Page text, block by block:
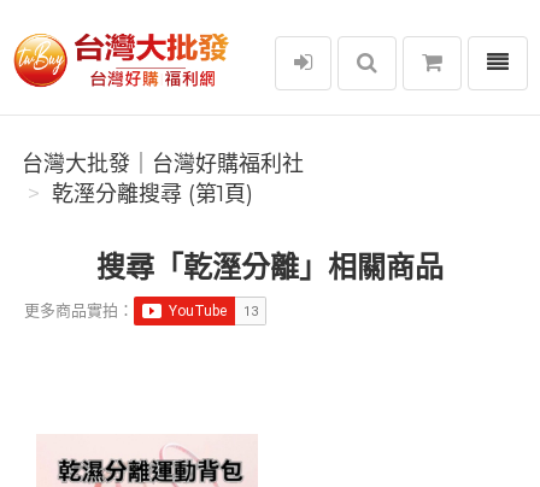
台灣大批發｜台灣好購福利社
選單
台灣大批發｜台灣好購福利社
乾溼分離搜尋 (第1頁)
搜尋「乾溼分離」相關商品
更多商品實拍：